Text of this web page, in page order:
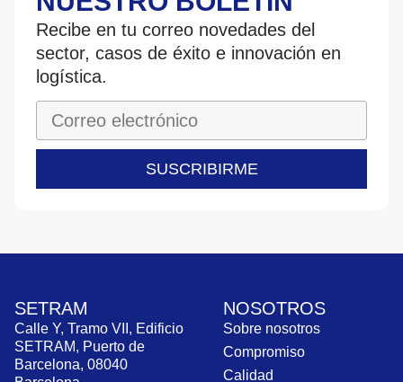
Recibe en tu correo novedades del
sector, casos de éxito e innovación en
logística.
SUSCRIBIRME
SETRAM
Calle Y, Tramo VII, Edificio
SETRAM, Puerto de
Barcelona, 08040
NOSOTROS
Sobre nosotros
Compromiso
Calidad